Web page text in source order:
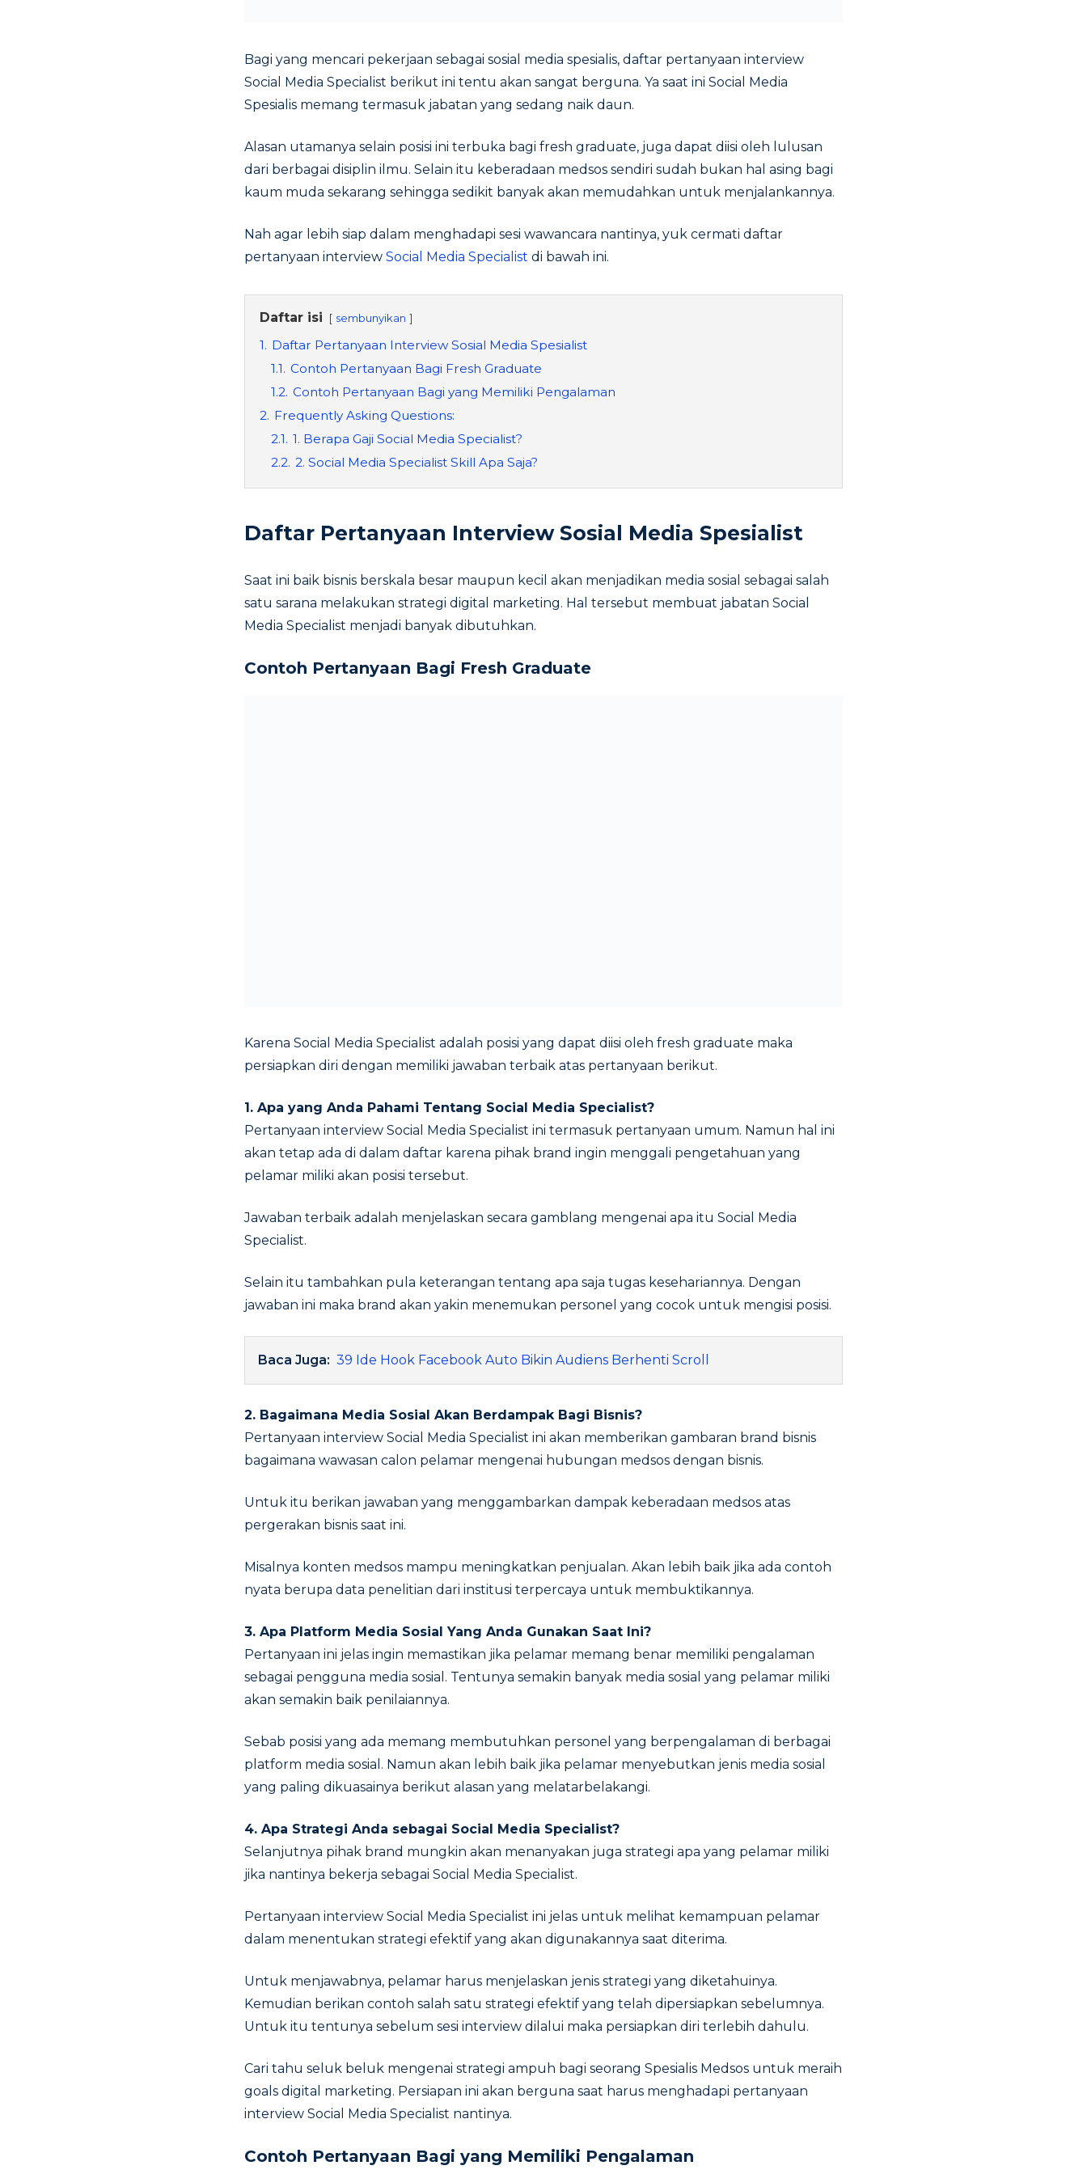
Bagi yang mencari pekerjaan sebagai sosial media spesialis, daftar pertanyaan interview
Social Media Specialist berikut ini tentu akan sangat berguna. Ya saat ini Social Media
Spesialis memang termasuk jabatan yang sedang naik daun.
Alasan utamanya selain posisi ini terbuka bagi fresh graduate, juga dapat diisi oleh lulusan
dari berbagai disiplin ilmu. Selain itu keberadaan medsos sendiri sudah bukan hal asing bagi
kaum muda sekarang sehingga sedikit banyak akan memudahkan untuk menjalankannya.
Nah agar lebih siap dalam menghadapi sesi wawancara nantinya, yuk cermati daftar
pertanyaan interview Social Media Specialist di bawah ini.
Daftar isi sembunyikan
1. Daftar Pertanyaan Interview Sosial Media Spesialist
1.1. Contoh Pertanyaan Bagi Fresh Graduate
1.2. Contoh Pertanyaan Bagi yang Memiliki Pengalaman
2. Frequently Asking Questions:
2.1. 1. Berapa Gaji Social Media Specialist?
2.2. 2. Social Media Specialist Skill Apa Saja?
Daftar Pertanyaan Interview Sosial Media Spesialist
Saat ini baik bisnis berskala besar maupun kecil akan menjadikan media sosial sebagai salah
satu sarana melakukan strategi digital marketing. Hal tersebut membuat jabatan Social
Media Specialist menjadi banyak dibutuhkan.
Contoh Pertanyaan Bagi Fresh Graduate
Karena Social Media Specialist adalah posisi yang dapat diisi oleh fresh graduate maka
persiapkan diri dengan memiliki jawaban terbaik atas pertanyaan berikut.
1. Apa yang Anda Pahami Tentang Social Media Specialist?
Pertanyaan interview Social Media Specialist ini termasuk pertanyaan umum. Namun hal ini
akan tetap ada di dalam daftar karena pihak brand ingin menggali pengetahuan yang
pelamar miliki akan posisi tersebut.
Jawaban terbaik adalah menjelaskan secara gamblang mengenai apa itu Social Media
Specialist.
Selain itu tambahkan pula keterangan tentang apa saja tugas kesehariannya. Dengan
jawaban ini maka brand akan yakin menemukan personel yang cocok untuk mengisi posisi.
Baca Juga: 39 Ide Hook Facebook Auto Bikin Audiens Berhenti Scroll
2. Bagaimana Media Sosial Akan Berdampak Bagi Bisnis?
Pertanyaan interview Social Media Specialist ini akan memberikan gambaran brand bisnis
bagaimana wawasan calon pelamar mengenai hubungan medsos dengan bisnis.
Untuk itu berikan jawaban yang menggambarkan dampak keberadaan medsos atas
pergerakan bisnis saat ini.
Misalnya konten medsos mampu meningkatkan penjualan. Akan lebih baik jika ada contoh
nyata berupa data penelitian dari institusi terpercaya untuk membuktikannya.
3. Apa Platform Media Sosial Yang Anda Gunakan Saat Ini?
Pertanyaan ini jelas ingin memastikan jika pelamar memang benar memiliki pengalaman
sebagai pengguna media sosial. Tentunya semakin banyak media sosial yang pelamar miliki
akan semakin baik penilaiannya.
Sebab posisi yang ada memang membutuhkan personel yang berpengalaman di berbagai
platform media sosial. Namun akan lebih baik jika pelamar menyebutkan jenis media sosial
yang paling dikuasainya berikut alasan yang melatarbelakangi.
4. Apa Strategi Anda sebagai Social Media Specialist?
Selanjutnya pihak brand mungkin akan menanyakan juga strategi apa yang pelamar miliki
jika nantinya bekerja sebagai Social Media Specialist.
Pertanyaan interview Social Media Specialist ini jelas untuk melihat kemampuan pelamar
dalam menentukan strategi efektif yang akan digunakannya saat diterima.
Untuk menjawabnya, pelamar harus menjelaskan jenis strategi yang diketahuinya.
Kemudian berikan contoh salah satu strategi efektif yang telah dipersiapkan sebelumnya.
Untuk itu tentunya sebelum sesi interview dilalui maka persiapkan diri terlebih dahulu.
Cari tahu seluk beluk mengenai strategi ampuh bagi seorang Spesialis Medsos untuk meraih
goals digital marketing. Persiapan ini akan berguna saat harus menghadapi pertanyaan
interview Social Media Specialist nantinya.
Contoh Pertanyaan Bagi yang Memiliki Pengalaman